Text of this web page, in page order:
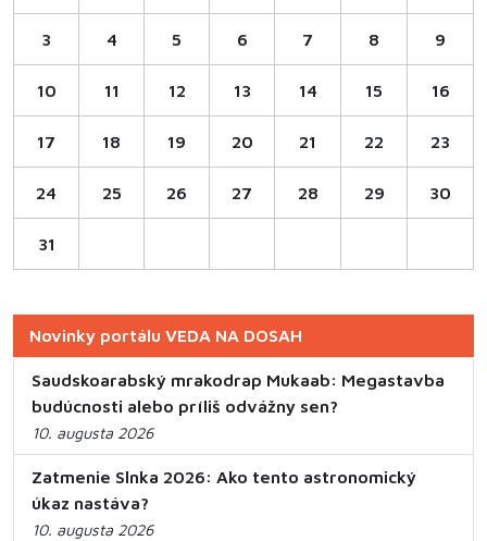
3 4 5 6 7 8 9
10 11 12 13 14 15 16
17 18 19 20 21 22 23
24 25 26 27 28 29 30
31
Novinky portálu VEDA NA DOSAH
Saudskoarabský mrakodrap Mukaab: Megastavba
budúcnosti alebo príliš odvážny sen?
10. augusta 2026
Zatmenie Slnka 2026: Ako tento astronomický
úkaz nastáva?
10. augusta 2026